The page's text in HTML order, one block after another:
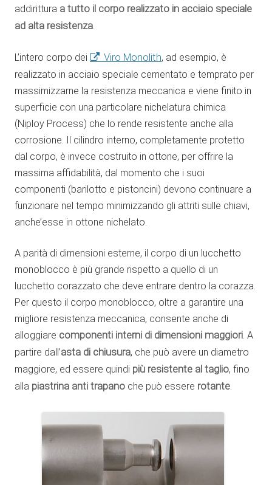
addirittura a tutto il corpo realizzato in acciaio speciale
ad alta resistenza.
L’intero corpo dei Viro Monolith, ad esempio, è
realizzato in acciaio speciale cementato e temprato per
massimizzarne la resistenza meccanica e viene finito in
superficie con una particolare nichelatura chimica
(Niploy Process) che lo rende resistente anche alla
corrosione. Il cilindro interno, completamente protetto
dal corpo, è invece costruito in ottone, per offrire la
massima affidabilità, dal momento che i suoi
componenti (barilotto e pistoncini) devono continuare a
funzionare nel tempo minimizzando gli attriti sulle chiavi,
anche’esse in ottone nichelato.
A parità di dimensioni esterne, il corpo di un lucchetto
monoblocco è più grande rispetto a quello di un
lucchetto corazzato che deve entrare dentro la corazza.
Per questo il corpo monoblocco, oltre a garantire una
migliore resistenza meccanica, consente anche di
alloggiare componenti interni di dimensioni maggiori. A
partire dall’asta di chiusura, che può avere un diametro
maggiore, ed essere quindi più resistente al taglio, fino
alla piastrina anti trapano che può essere rotante.